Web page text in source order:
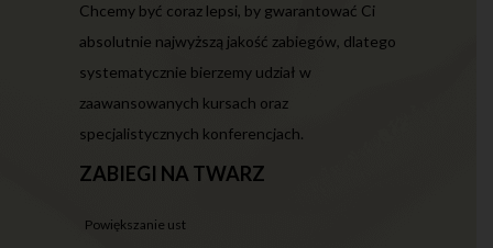
Chcemy być coraz lepsi, by gwarantować Ci
absolutnie najwyższą jakość zabiegów, dlatego
systematycznie bierzemy udział w
zaawansowanych kursach oraz
specjalistycznych konferencjach.
ZABIEGI NA TWARZ
powiększanie ust